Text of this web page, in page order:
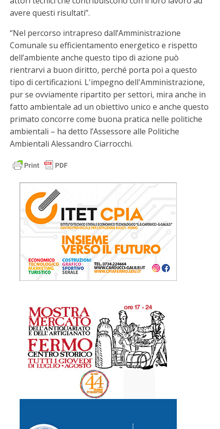
avere questi risultati”.
“Nel percorso intrapreso dall’Amministrazione
Comunale su efficientamento energetico e rispetto
dell’ambiente anche questo tipo di azione può
rientrarvi a buon diritto, perché porta poi a questo
tipo di certificazioni. L'impegno dell'Amministrazione,
pur se ovviamente ripartito per settori, mira anche in
fatto ambientale ad un obiettivo unico e anche questo
primato concorre come buona pratica nelle politiche
ambientali – ha detto l’Assessore alle Politiche
Ambientali Alessandro Ciarrocchi.